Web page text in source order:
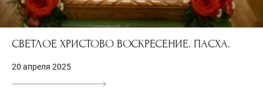
СВЕТЛОЕ ХРИСТОВО ВОСКРЕСЕНИЕ. ПАСХА.
20 апреля 2025